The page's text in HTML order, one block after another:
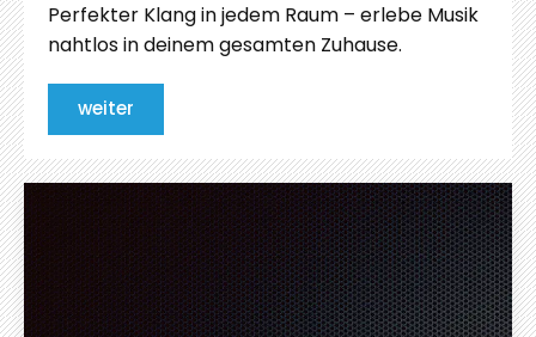
Perfekter Klang in jedem Raum – erlebe Musik
nahtlos in deinem gesamten Zuhause.
weiter